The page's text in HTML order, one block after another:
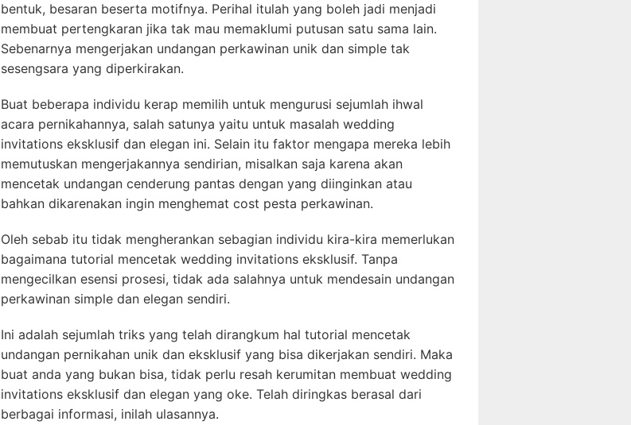
bentuk, besaran beserta motifnya. Perihal itulah yang boleh jadi menjadi
membuat pertengkaran jika tak mau memaklumi putusan satu sama lain.
Sebenarnya mengerjakan undangan perkawinan unik dan simple tak
sesengsara yang diperkirakan.
Buat beberapa individu kerap memilih untuk mengurusi sejumlah ihwal
acara pernikahannya, salah satunya yaitu untuk masalah wedding
invitations eksklusif dan elegan ini. Selain itu faktor mengapa mereka lebih
memutuskan mengerjakannya sendirian, misalkan saja karena akan
mencetak undangan cenderung pantas dengan yang diinginkan atau
bahkan dikarenakan ingin menghemat cost pesta perkawinan.
Oleh sebab itu tidak mengherankan sebagian individu kira-kira memerlukan
bagaimana tutorial mencetak wedding invitations eksklusif. Tanpa
mengecilkan esensi prosesi, tidak ada salahnya untuk mendesain undangan
perkawinan simple dan elegan sendiri.
Ini adalah sejumlah triks yang telah dirangkum hal tutorial mencetak
undangan pernikahan unik dan eksklusif yang bisa dikerjakan sendiri. Maka
buat anda yang bukan bisa, tidak perlu resah kerumitan membuat wedding
invitations eksklusif dan elegan yang oke. Telah diringkas berasal dari
berbagai informasi, inilah ulasannya.